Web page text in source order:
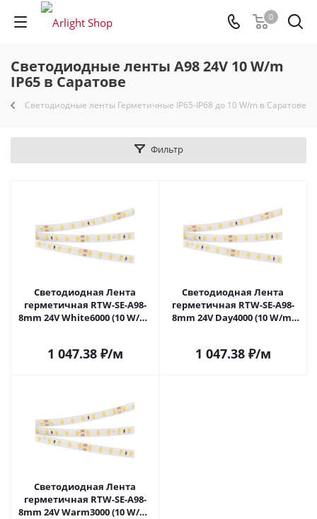
0
Светодиодные ленты A98 24V 10 W/m
IP65 в Саратове
Светодиодные ленты Герметичные IP65-IP68 до 10 W/m в Саратове
Фильтр
Светодиодная Лента
герметичная RTW-SE-A98-
8mm 24V White6000 (10 W/m,
1 047.38₽/м
Светодиодная Лента
герметичная RTW-SE-A98-
8mm 24V Day4000 (10 W/m,
1 047.38₽/м
Светодиодная Лента
герметичная RTW-SE-A98-
8mm 24V Warm3000 (10 W/m,